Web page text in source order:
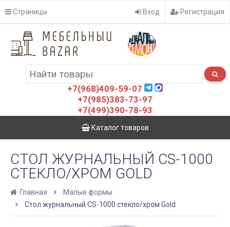
Страницы Вход Регистрация
+7(968)409-59-07
+7(985)383-73-97
+7(499)390-78-93
Каталог товаров
СТОЛ ЖУРНАЛЬНЫЙ CS-1000
СТЕКЛО/ХРОМ GOLD
Главная
Малые формы
Стол журнальный CS-1000 стекло/хром Gold